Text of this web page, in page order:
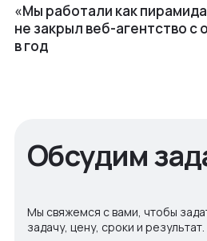
«Мы работали как
не закрыл веб⁠-⁠агентство с
в год
Обсудим
Мы свяжемся с вами, чтобы
задачу, цену, сроки и результат.